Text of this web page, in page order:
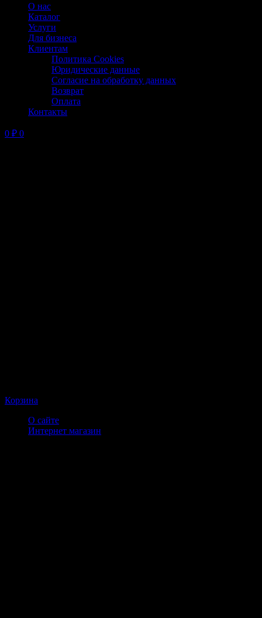
О нас
Каталог
Услуги
Для бизнеса
Клиентам
Политика Cookies
Юридические данные
Согласие на обработку данных
Возврат
Оплата
Контакты
0 ₽ 0
Корзина
О сайте
Интернет магазин